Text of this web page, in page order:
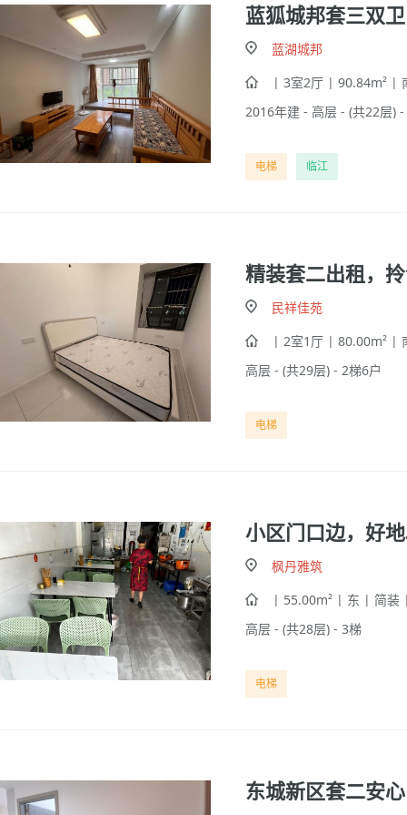
蓝狐城邦套三双
蓝湖城邦
| 3室2厅 | 90.84m² |
2016年建 - 高层 - (共22层)
电梯 临江
精装套二出租，
民祥佳苑
| 2室1厅 | 80.00m² |
高层 - (共29层) - 2梯6户
电梯
小区门口边，好
枫丹雅筑
| 55.00m² | 东 | 简装
高层 - (共28层) - 3梯
电梯
东城新区套二安